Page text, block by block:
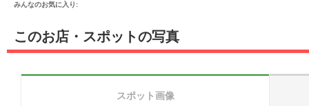
みんなのお気に入り:
このお店・スポットの写真
スポット画像